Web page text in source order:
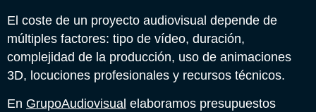
El coste de un proyecto audiovisual depende de
múltiples factores: tipo de vídeo, duración,
complejidad de la producción, uso de animaciones
3D, locuciones profesionales y recursos técnicos.
En GrupoAudiovisual elaboramos presupuestos